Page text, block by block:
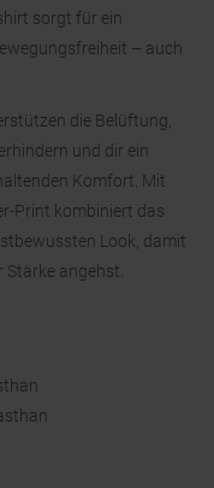
sorgt für ein
– auch
die Belüftung,
und dir ein
Komfort. Mit
Print kombiniert das
Look, damit
Stärke angehst.